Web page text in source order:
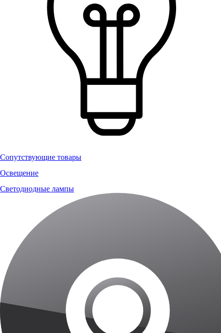
Сопутствующие товары
Освещение
Светодиодные лампы